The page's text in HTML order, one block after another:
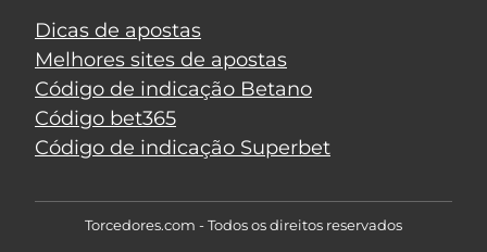
Dicas de apostas
Melhores sites de apostas
Código de indicação Betano
Código bet365
Código de indicação Superbet
Torcedores.com - Todos os direitos reservados